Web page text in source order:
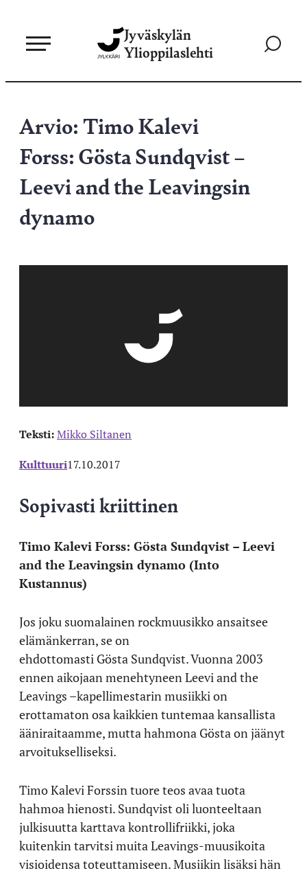
sisältöön
Jyväskylän
Ylioppilaslehti
Siirry
Arvio: Timo Kalevi
Forss: Gösta Sundqvist –
Leevi and the Leavingsin
dynamo
Teksti:Mikko Siltanen
Kulttuuri17.10.2017
Sopivasti kriittinen
Timo Kalevi Forss: Gösta Sundqvist – Leevi
and the Leavingsin dynamo (Into
Kustannus)
Jos joku suomalainen rockmuusikko ansaitsee
elämänkerran, se on
ehdottomasti Gösta Sundqvist. Vuonna 2003
ennen aikojaan menehtyneen Leevi and the
Leavings –kapellimestarin musiikki on
erottamaton osa kaikkien tuntemaa kansallista
ääniraitaamme, mutta hahmona Gösta on jäänyt
arvoitukselliseksi.
Timo Kalevi Forssin tuore teos avaa tuota
hahmoa hienosti. Sundqvist oli luonteeltaan
julkisuutta karttava kontrollifriikki, joka
kuitenkin tarvitsi muita Leavings-muusikoita
visioidensa toteuttamiseen. Musiikin lisäksi hän